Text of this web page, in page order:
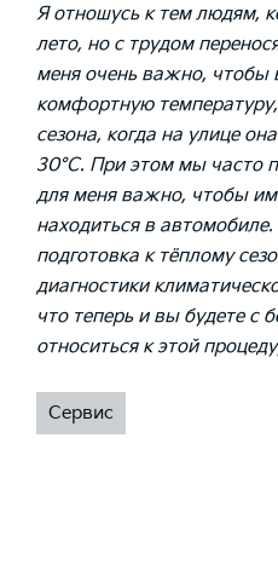
Я отношусь к тем людям,
лето, но с трудом
меня очень важно, чтобы
комфортную
сезона, когда на улице
30°С. При этом мы часто
для меня важно, чтобы
находиться в
подготовка к тёплому
диагностики
что теперь и вы будете с
относиться к этой
Сервис